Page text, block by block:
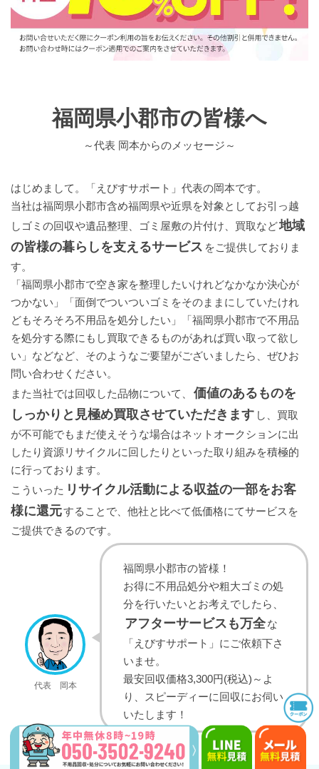
福岡県小郡市の皆様へ
～代表 岡本からのメッセージ～
はじめまして。「えびすサポート」代表の岡本です。
当社は福岡県小郡市含め福岡県や近県を対象としてお引っ越
しゴミの回収や遺品整理、ゴミ屋敷の片付け、買取など地域
の皆様の暮らしを支えるサービス をご提供しておりま
す。
「福岡県小郡市で空き家を整理したいけれどなかなか決心が
つかない」「面倒でついついゴミをそのままにしていたけれ
どもそろそろ不用品を処分したい」「福岡県小郡市で不用品
を処分する際にもし買取できるものがあれば買い取って欲し
い」などなど、そのようなご要望がございましたら、ぜひお
問い合わせください。
また当社では回収した品物について、
価値のあるものを
しっかりと見極め買取させていただきます し、買取
が不可能でもまだ使えそうな場合はネットオークションに出
したり資源リサイクルに回したりといった取り組みを積極的
に行っております。
こういった リサイクル活動による収益の一部をお客
様に還元することで、他社と比べて低価格にてサービスを
ご提供できるのです。
代表 岡本
福岡県小郡市の皆様！
お得に不用品処分や粗大ゴミの処
分を行いたいとお考えでしたら、
アフターサービスも万全な
「えびすサポート」にご依頼下さ
いませ。
最安回収価格3,300円(税込)～よ
り、スピーディーに回収にお伺い
いたします！